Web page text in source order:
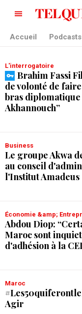
tag blade
Accueil Podcasts
L'interrogatoire
Brahim Fassi
de volonté de
bras diplomatique
Akhannouch”
Business
Le groupe Akwa
au conseil
l'Institut Amadeus
Économie &amp;
Abdou Diop:
Maroc sont
d'adhésion à la
Maroc
Agir